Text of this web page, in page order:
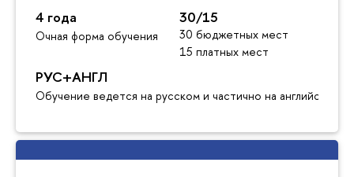
4 года
Очная форма обучения
30/15
30 бюджетных мест
15 платных мест
РУС+АНГЛ
Обучение ведется на русском и частично на английском